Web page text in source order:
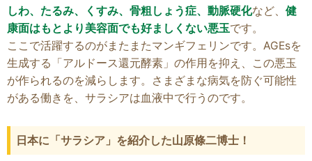
しわ、たるみ、くすみ、骨粗しょう症、動脈硬化など、 健
康面はもとより美容面でも好ましくない悪玉です。
ここで活躍するのがまたまたマンギフェリンです。AGEsを
生成する「アルドース還元酵素」の作用を抑え、この悪玉
が作られるのを減らします。さまざまな病気を防ぐ可能性
がある働きを、サラシアは血液中で行うのです。
日本に「サラシア」を紹介した山原條二博士！